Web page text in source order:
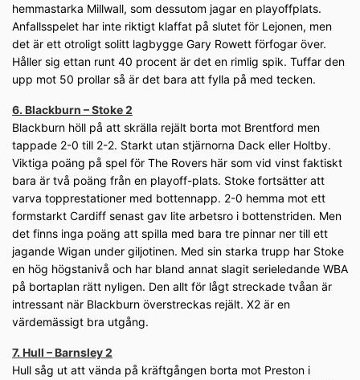
hemmastarka Millwall, som dessutom jagar en playoffplats.
Anfallsspelet har inte riktigt klaffat på slutet för Lejonen, men
det är ett otroligt solitt lagbygge Gary Rowett förfogar över.
Håller sig ettan runt 40 procent är det en rimlig spik. Tuffar den
upp mot 50 prollar så är det bara att fylla på med tecken.
6. Blackburn – Stoke 2
Blackburn höll på att skrälla rejält borta mot Brentford men
tappade 2-0 till 2-2. Starkt utan stjärnorna Dack eller Holtby.
Viktiga poäng på spel för The Rovers här som vid vinst faktiskt
bara är två poäng från en playoff-plats. Stoke fortsätter att
varva topprestationer med bottennapp. 2-0 hemma mot ett
formstarkt Cardiff senast gav lite arbetsro i bottenstriden. Men
det finns inga poäng att spilla med bara tre pinnar ner till ett
jagande Wigan under giljotinen. Med sin starka trupp har Stoke
en hög högstanivå och har bland annat slagit serieledande WBA
på bortaplan rätt nyligen. Den allt för lågt streckade tvåan är
intressant när Blackburn överstreckas rejält. X2 är en
värdemässigt bra utgång.
7. Hull – Barnsley 2
Hull såg ut att vända på kräftgången borta mot Preston i